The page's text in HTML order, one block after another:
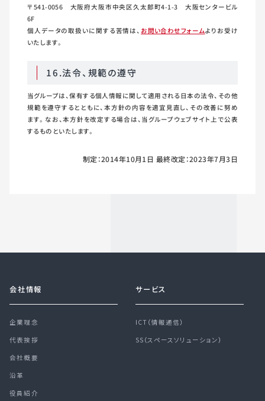
〒541-0056 大阪府大阪市中央区久太郎町4-1-3 大阪センタービル
6F
個人データの取扱いに関する苦情は、 お問い合わせフォームよりお受け
いたします。
16.法令、規範の遵守
当グループは、保有する個人情報に関して適用される日本の法令、その他
規範を遵守するとともに、本方針の内容を適宜見直し、その改善に努め
ます。なお、本方針を改定する場合は、当グループウェブサイト上で公表
するものといたします。
制定：2014年10月1日 最終改定：2023年7月3日
会社情報
企業理念
代表挨拶
会社概要
沿革
役員紹介
サービス
ICT（情報通信）
SS（スペースソリューション）